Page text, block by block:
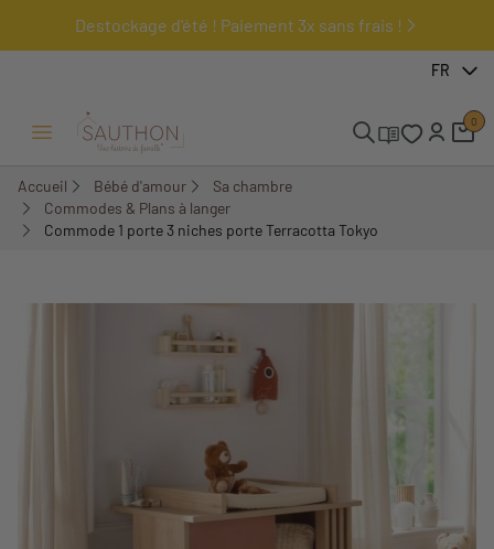
Destockage d'été ! Paiement 3x sans frais !
FR
Ouvrir/Fermer menu
0
Accueil Bébé d'amour
Sa chambre
Commodes & Plans à langer
Commode 1 porte 3 niches porte Terracotta Tokyo